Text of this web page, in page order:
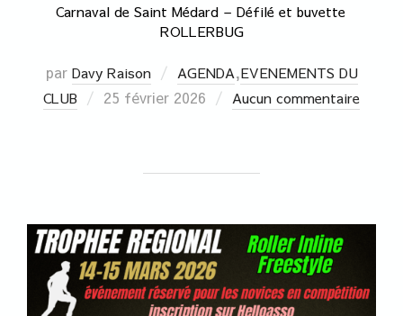
Carnaval de Saint Médard – Défilé et buvette
ROLLERBUG
par Davy Raison AGENDA,EVENEMENTS DU
CLUB
25 février 2026 Aucun commentaire